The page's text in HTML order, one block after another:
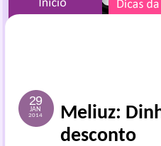
29
JAN
2014
Meliuz:
desconto